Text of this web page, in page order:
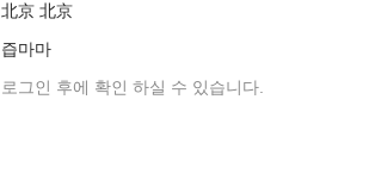
北京 北京
즙마마
로그인 후에 확인 하실 수 있습니다.